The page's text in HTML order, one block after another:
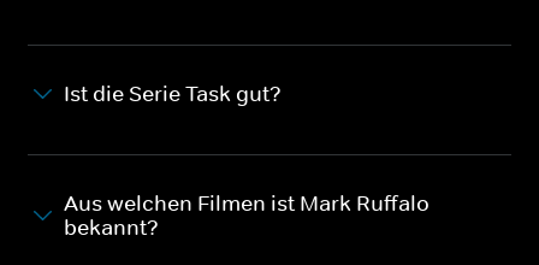
Ist die Serie Task gut?
Aus welchen Filmen ist Mark Ruffalo
bekannt?